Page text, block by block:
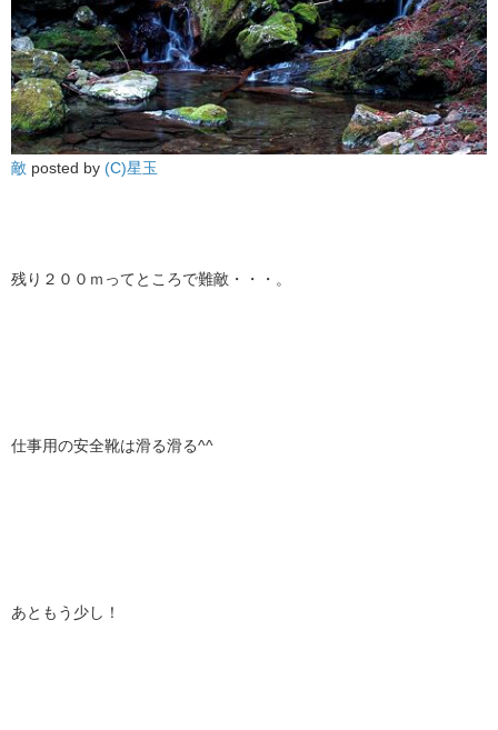
敵 posted by (C)星玉
残り２００ｍってところで難敵・・・。
仕事用の安全靴は滑る滑る^^
あともう少し！